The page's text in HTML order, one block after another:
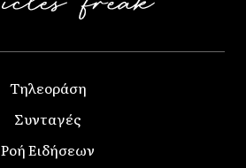
Τηλεοράση
Συνταγές
Ροή Ειδήσεων